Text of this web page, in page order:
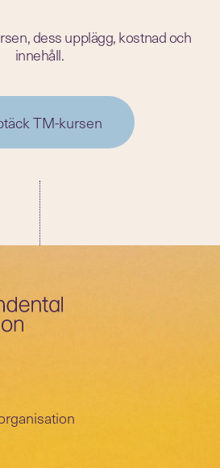
dess upplägg, kostnad och
innehåll.
TM-kursen